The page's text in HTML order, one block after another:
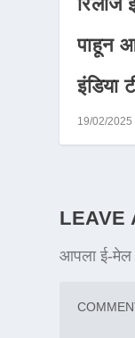
पाहून
इंडिया
19/02/2025
LEAVE
आपला ई-मेल